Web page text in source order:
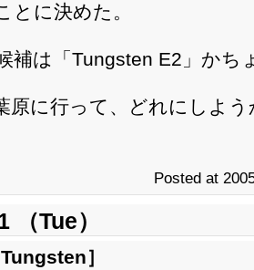
とに決めた。
補は「Tungsten E2」かち
原に行って、どれにしよ
Posted at
（Tue）
Tungsten］